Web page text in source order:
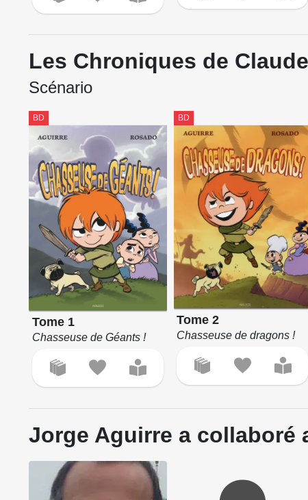
Les Chroniques de
Scénario
BD
Tome 1
Chasseuse de Géants !
BD
Tome 2
Chasseuse de dragons !
Jorge Aguirre a collaboré